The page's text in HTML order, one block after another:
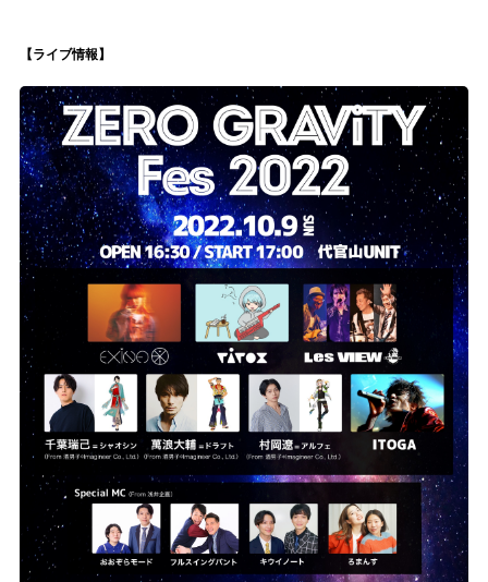
【ライブ情報】